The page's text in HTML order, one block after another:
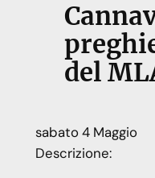
del
sabato4 Maggio
Descrizione: